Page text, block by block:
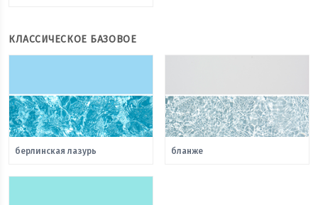
КЛАССИЧЕСКОЕ БАЗОВОЕ
берлинская лазурь бланже